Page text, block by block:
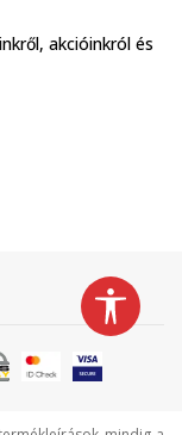
akcióinkról és